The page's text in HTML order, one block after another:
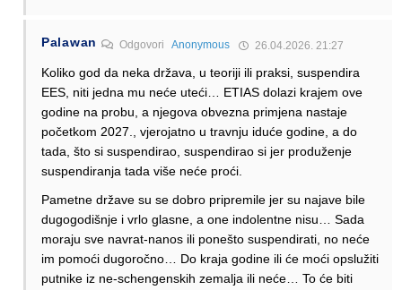
Palawan Odgovori Anonymous 26.04.2026. 21:27
Koliko god da neka država, u teoriji ili praksi, suspendira
EES, niti jedna mu neće uteći… ETIAS dolazi krajem ove
godine na probu, a njegova obvezna primjena nastaje
početkom 2027., vjerojatno u travnju iduće godine, a do
tada, što si suspendirao, suspendirao si jer produženje
suspendiranja tada više neće proći.
Pametne države su se dobro pripremile jer su najave bile
dugogodišnje i vrlo glasne, a one indolentne nisu… Sada
moraju sve navrat-nanos ili ponešto suspendirati, no neće
im pomoći dugoročno… Do kraja godine ili će moći opslužiti
putnike iz ne-schengenskih zemalja ili neće… To će biti